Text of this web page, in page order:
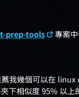
prep-tools 專案
我幾個可以在
下相似度 95% 以上